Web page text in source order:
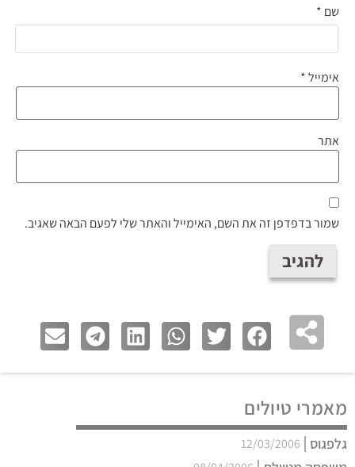
שם *
אימייל*
אתר
שמור בדפדפן זה את השם, האימייל והאתר שלי לפעם הבאה שאגיב.
מאמרי טיולים
גלפגוס 12/03/2006